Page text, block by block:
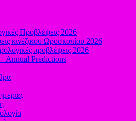
Προβλέψεις 2026
κινέζικου Ωροσκοπίου 2026
προβλέψεις 2026
Annual Predictions